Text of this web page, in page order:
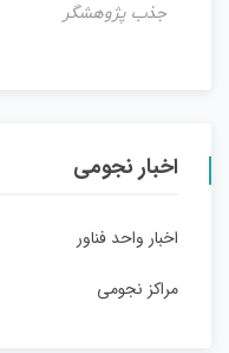
جذب پژوهشگر
اخبار نجومی
اخبار واحد فناور
مراکز نجومی